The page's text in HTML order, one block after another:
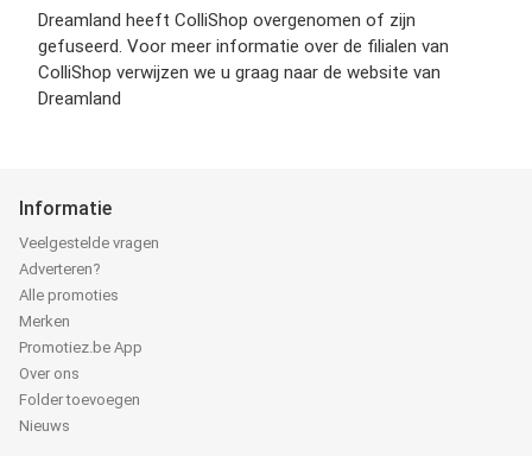
Dreamland heeft ColliShop overgenomen of zijn
gefuseerd. Voor meer informatie over de filialen van
ColliShop verwijzen we u graag naar de website van
Dreamland
Informatie
Veelgestelde vragen
Adverteren?
Alle promoties
Merken
Promotiez.be App
Over ons
Folder toevoegen
Nieuws